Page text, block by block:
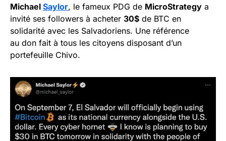
Michael Saylor, le fameux PDG de MicroStrategy a
invité ses followers à acheter 30$ de BTC en
solidarité avec les Salvadoriens. Une référence
au don fait à tous les citoyens disposant d’un
portefeuille Chivo.